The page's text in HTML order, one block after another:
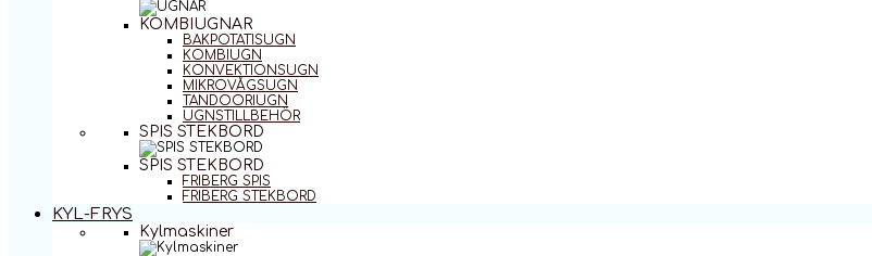
KOMBIUGNAR
BAKPOTATISUGN
KOMBIUGN
KONVEKTIONSUGN
MIKROVÅGSUGN
TANDOORIUGN
UGNSTILLBEHÖR
SPIS STEKBORD
SPIS STEKBORD
FRIBERG SPIS
FRIBERG STEKBORD
KYL-FRYS
Kylmaskiner